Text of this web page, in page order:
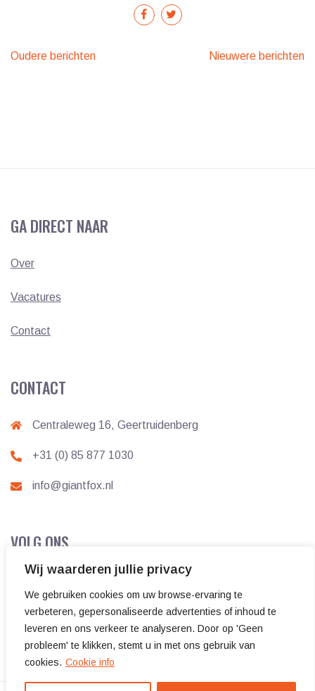
Wij waarderen jullie privacy
We gebruiken cookies om uw browse-ervaring te
verbeteren, gepersonaliseerde advertenties of inhoud te
leveren en ons verkeer te analyseren. Door op 'Geen
probleem' te klikken, stemt u in met ons gebruik van
cookies. Cookie info
Berichtennavigatie
Oudere berichten Nieuwere berichten
GA DIRECT NAAR
Over
Vacatures
Contact
CONTACT
Centraleweg 16, Geertruidenberg
+31 (0) 85 877 1030
info@giantfox.nl
VOLG ONS